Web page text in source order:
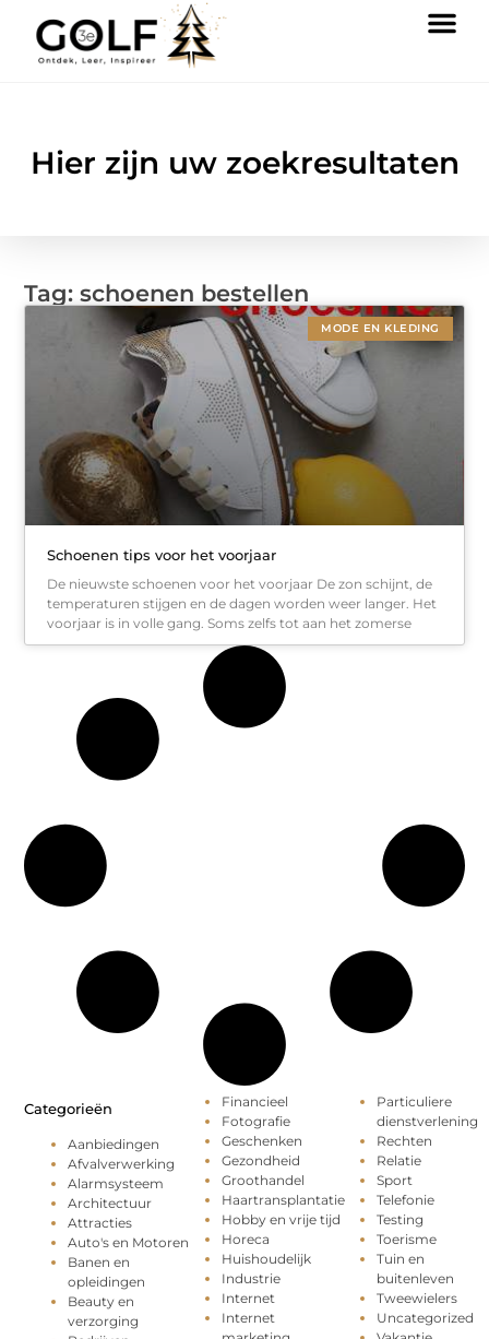
Hier zijn uw zoekresultaten
Tag: schoenen bestellen
MODE EN KLEDING
Schoenen tips voor het voorjaar
De nieuwste schoenen voor het voorjaar De zon schijnt, de
temperaturen stijgen en de dagen worden weer langer. Het
voorjaar is in volle gang. Soms zelfs tot aan het zomerse
Categorieën
Aanbiedingen
Afvalverwerking
Alarmsysteem
Architectuur
Attracties
Auto's en Motoren
Banen en
opleidingen
Beauty en
verzorging
Financieel
Fotografie
Geschenken
Gezondheid
Groothandel
Haartransplantatie
Hobby en vrije tijd
Horeca
Huishoudelijk
Industrie
Internet
Internet
Particuliere
dienstverlening
Rechten
Relatie
Sport
Telefonie
Testing
Toerisme
Tuin en
buitenleven
Tweewielers
Uncategorized